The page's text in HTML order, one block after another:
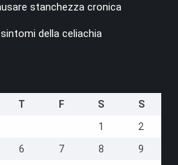
stanchezza cronica
della celiachia
T F S
S
1
2
6 7 8
9